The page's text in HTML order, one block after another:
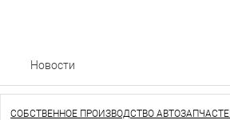
Новости
СОБСТВЕННОЕ ПРОИЗВОДСТВО